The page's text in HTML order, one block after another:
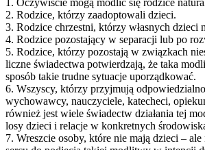
2. Rodzice, którzy zaadoptowali dzieci.
3. Rodzice chrzestni, którzy własnych dzieci
4. Rodzice pozostający w separacji lub po
5. Rodzice, którzy pozostają w związkach
liczne świadectwa potwierdzają, że taka
sposób takie trudne sytuacje uporządkować.
6. Wszyscy, którzy przyjmują
wychowawcy, nauczyciele, katecheci,
również jest wiele świadectw działania tej
losy dzieci i relacje w konkretnych
7. Wreszcie osoby, które nie mają dzieci –